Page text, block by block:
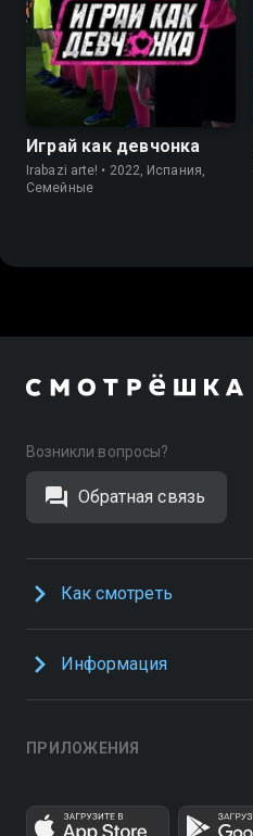
8.7 7.6
Играй как девчонка
Irabazi arte! • 2022, Испания,
Семейные
Возникли вопросы?
Обратная связь
Как смотреть
Информация
ПРИЛОЖЕНИЯ